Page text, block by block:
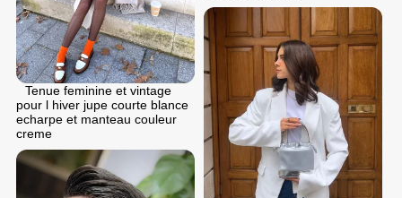
Tenue feminine et vintage
pour l hiver jupe courte blance
echarpe et manteau couleur
creme